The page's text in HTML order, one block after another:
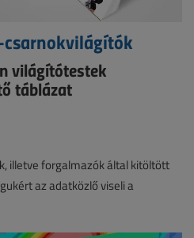
csarnokvilágítók
világítótestek
táblázat
illetve forgalmazók által kitöltött
az adatközlő viseli a